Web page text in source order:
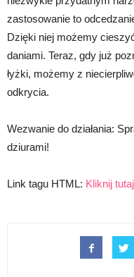
zastosowanie to
Dzięki niej możemy
daniami. Teraz, gdy już
łyżki, możemy z
odkrycia.
Wezwanie do działania:
dziurami!
Link tagu HTML: Kliknij tutaj